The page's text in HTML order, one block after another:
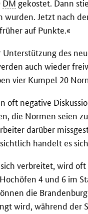
DM gekostet. Dann
Jetzt nach
auf Punkte.«
Unterstützung des
auch wieder
vier Kumpel 20
oft negative
die Normen seien
darüber
handelt es
verbreitet, wird
4 und 6 im
die
wird, während der